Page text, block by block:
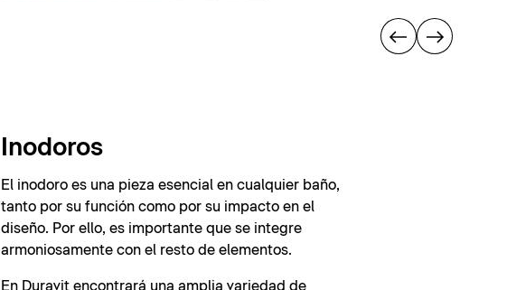
Inodoros
El inodoro es una pieza esencial en cualquier baño,
tanto por su función como por su impacto en el
diseño. Por ello, es importante que se integre
armoniosamente con el resto de elementos.
En Duravit encontrará una amplia variedad de